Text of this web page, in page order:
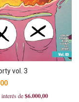
vol. 3
de$6.000,00